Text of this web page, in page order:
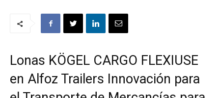
Lonas KÖGEL CARGO FLEXIUSE
en Alfoz Trailers Innovación para